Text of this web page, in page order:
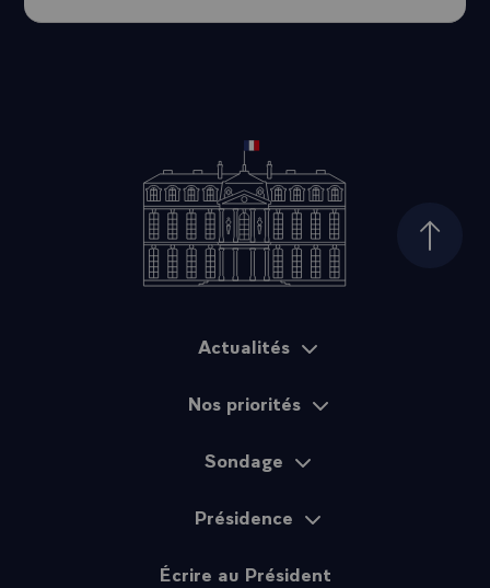
Haut
Actualités
Nos priorités
Sondage
Présidence
Écrire au Président